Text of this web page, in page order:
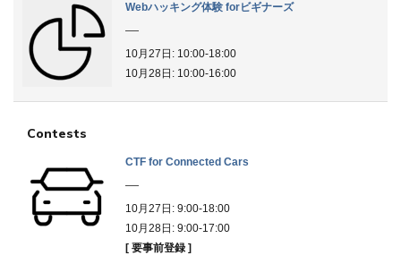
Webハッキング体験 forビギナーズ
10月27日: 10:00-18:00
10月28日: 10:00-16:00
Contests
CTF for Connected Cars
10月27日: 9:00-18:00
10月28日: 9:00-17:00
[ 要事前登録 ]